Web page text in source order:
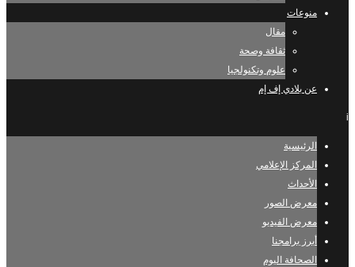
منوعات
مقال
ثقافة وصحة
علوم وتكنولجيا
عن بلادي إف إم
i
الرئيسية
المركز الإعلامي
الأحداث
معرض الصور
معرض الفيديو
أبرز برامجنا
الصحافة اليوم